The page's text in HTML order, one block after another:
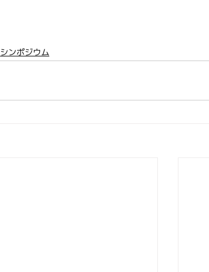
シンポジウム